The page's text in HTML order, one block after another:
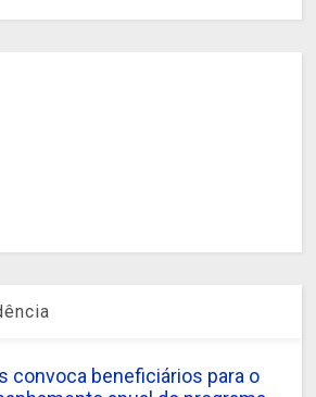
convoca beneficiários para o